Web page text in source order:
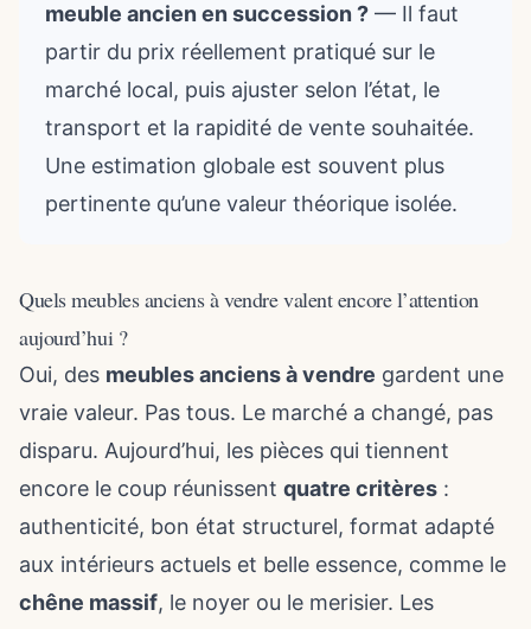
meuble ancien en succession ? — Il faut
partir du prix réellement pratiqué sur le
marché local, puis ajuster selon l’état, le
transport et la rapidité de vente souhaitée.
Une estimation globale est souvent plus
pertinente qu’une valeur théorique isolée.
Quels meubles anciens à vendre valent encore l’attention
aujourd’hui ?
Oui, des meubles anciens à vendre gardent une
vraie valeur. Pas tous. Le marché a changé, pas
disparu. Aujourd’hui, les pièces qui tiennent
encore le coup réunissent quatre critères :
authenticité, bon état structurel, format adapté
aux intérieurs actuels et belle essence, comme le
chêne massif, le noyer ou le merisier. Les